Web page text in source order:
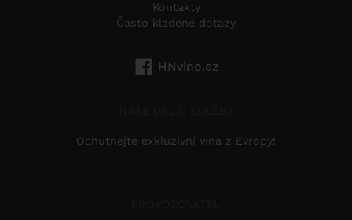
Kontakty
Často kladené dotazy
HNvino.cz
Ochutnejte exkluzivní vína z Evropy!